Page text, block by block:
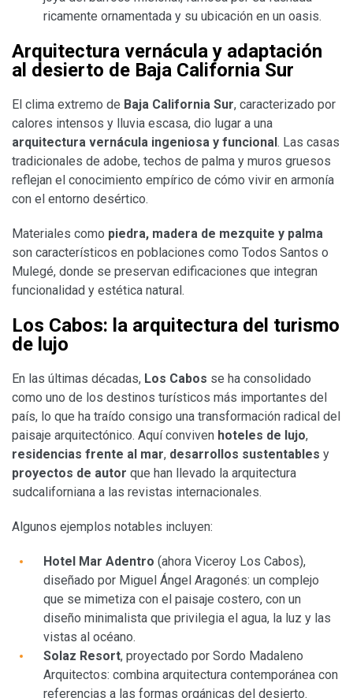
ricamente ornamentada y su ubicación en un oasis.
Arquitectura vernácula y adaptación
al desierto de Baja California Sur
El clima extremo de Baja California Sur, caracterizado por
calores intensos y lluvia escasa, dio lugar a una
arquitectura vernácula ingeniosa y funcional. Las casas
tradicionales de adobe, techos de palma y muros gruesos
reflejan el conocimiento empírico de cómo vivir en armonía
con el entorno desértico.
Materiales como piedra, madera de mezquite y palma
son característicos en poblaciones como Todos Santos o
Mulegé, donde se preservan edificaciones que integran
funcionalidad y estética natural.
Los Cabos: la arquitectura del turismo
de lujo
En las últimas décadas, Los Cabos se ha consolidado
como uno de los destinos turísticos más importantes del
país, lo que ha traído consigo una transformación radical del
paisaje arquitectónico. Aquí conviven hoteles de lujo,
residencias frente al mar, desarrollos sustentables y
proyectos de autor que han llevado la arquitectura
sudcaliforniana a las revistas internacionales.
Algunos ejemplos notables incluyen:
Hotel Mar Adentro (ahora Viceroy Los Cabos),
diseñado por Miguel Ángel Aragonés: un complejo
que se mimetiza con el paisaje costero, con un
diseño minimalista que privilegia el agua, la luz y las
vistas al océano.
Solaz Resort, proyectado por Sordo Madaleno
Arquitectos: combina arquitectura contemporánea con
referencias a las formas orgánicas del desierto.